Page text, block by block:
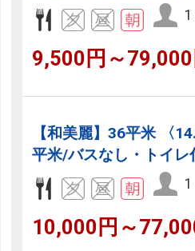
9,500円～79,000
【和美麗】36平米 〈
平米/バスなし・トイレ
10,000円～